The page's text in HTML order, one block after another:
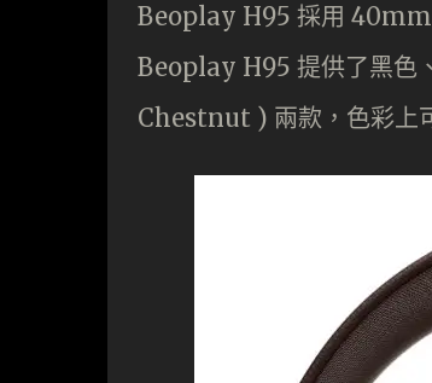
Beoplay H95 採用 40mm
Beoplay H95 提供了黑色
Chestnut ) 兩款，色彩上